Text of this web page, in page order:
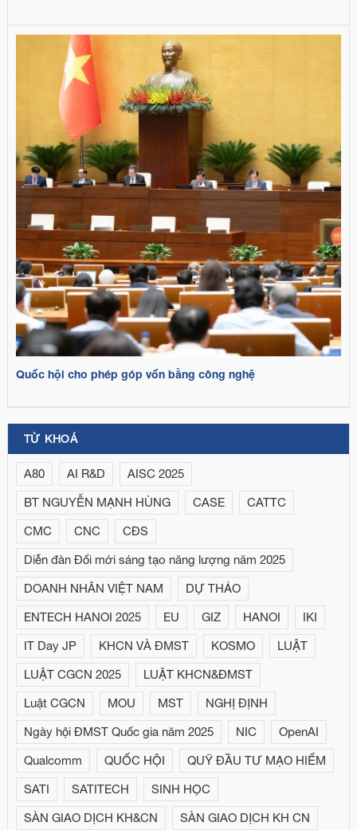
Quốc hội cho phép góp vốn bằng công nghệ
TỪ KHOÁ
A80 AI R&D AISC 2025
BT NGUYỄN MẠNH HÙNG CASE CATTC
CMC CNC CĐS
Diễn đàn Đổi mới sáng tạo năng lượng năm 2025
DOANH NHÂN VIỆT NAM DỰ THẢO
ENTECH HANOI 2025 EU GIZ HANOI IKI
IT Day JP KHCN VÀ ĐMST KOSMO LUẬT
LUẬT CGCN 2025 LUẬT KHCN&ĐMST
Luật CGCN MOU MST NGHỊ ĐỊNH
Ngày hội ĐMST Quốc gia năm 2025 NIC OpenAI
Qualcomm QUỐC HỘI QUỸ ĐẦU TƯ MẠO HIỂM
SATI SATITECH SINH HỌC
SÀN GIAO DỊCH KH&CN SÀN GIAO DỊCH KH CN